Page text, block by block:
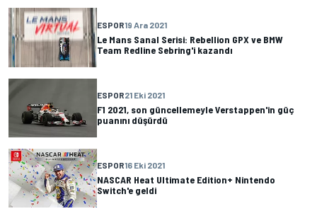
ESPOR19 Ara 2021
Le Mans Sanal Serisi: Rebellion GPX ve BMW
Team Redline Sebring'i kazandı
ESPOR21 Eki 2021
F1 2021, son güncellemeyle Verstappen'in güç
puanını düşürdü
ESPOR16 Eki 2021
NASCAR Heat Ultimate Edition+ Nintendo
Switch'e geldi